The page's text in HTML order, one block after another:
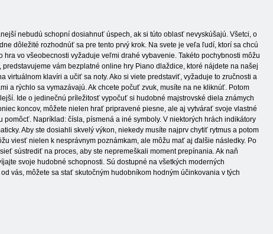
nebudú schopní dosiahnuť úspech, ak si túto oblasť nevyskúšajú. Všetci, o
dôležité rozhodnúť sa pre tento prvý krok. Na svete je veľa ľudí, ktorí sa chcú
vo všeobecnosti vyžaduje veľmi drahé vybavenie. Takéto pochybnosti môžu
vám bezplatné online hry Piano dlaždice, ktoré nájdete na našej
virtuálnom klavíri a učiť sa noty. Ako si viete predstaviť, vyžaduje to zručnosti a
a rýchlo sa vymazávajú. Ak chcete počuť zvuk, musíte na ne kliknúť. Potom
Ide o jedinečnú príležitosť vypočuť si hudobné majstrovské diela známych
koncov, môžete nielen hrať pripravené piesne, ale aj vytvárať svoje vlastné
Napríklad: čísla, písmená a iné symboly. V niektorých hrách indikátory
Aby ste dosiahli skvelý výkon, niekedy musíte najprv chytiť rytmus a potom
viesť nielen k nesprávnym poznámkam, ale môžu mať aj ďalšie následky. Po
sústrediť na proces, aby ste nepremeškali moment prepínania. Ak naň
svoje hudobné schopnosti. Sú dostupné na všetkých moderných
vás, môžete sa stať skutočným hudobníkom hodným účinkovania v tých